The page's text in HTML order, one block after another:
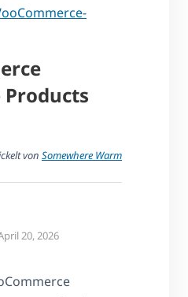
Products
von Somewhere Warm
20, 2026